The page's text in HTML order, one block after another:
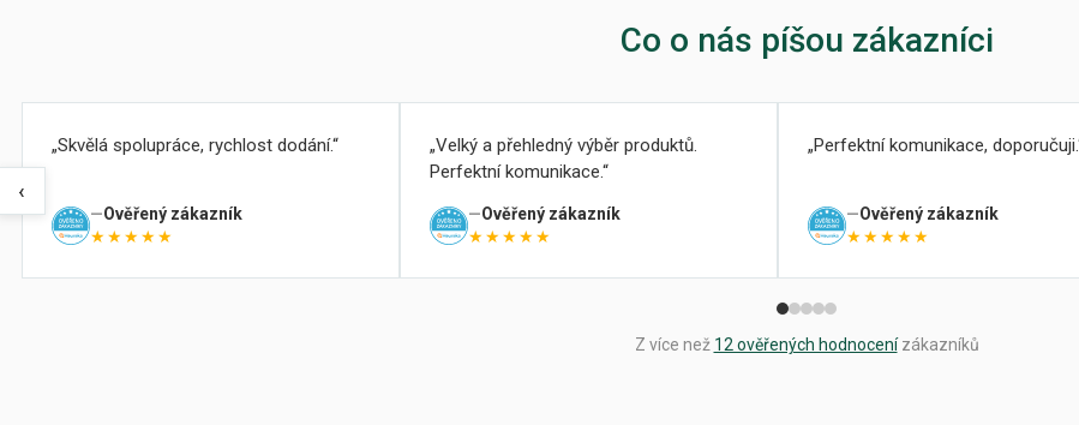
Co o nás píšou zákazníci
‹
Skvělá spolupráce, rychlost dodání.
Ověřený zákazník
★★★★★
Velký a přehledný výběr produktů.
Perfektní komunikace.
Ověřený zákazník
★★★★★
Perfektní komunikace, doporučuji.
Ověřený zákazník
★★★★★
Z více než 12 ověřených hodnocenízákazníků